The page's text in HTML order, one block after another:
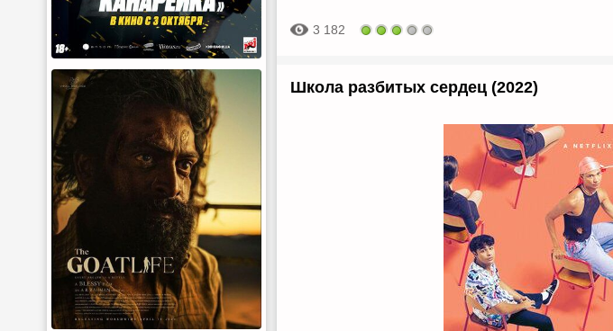
3 182
Школа разбитых сердец (2022)